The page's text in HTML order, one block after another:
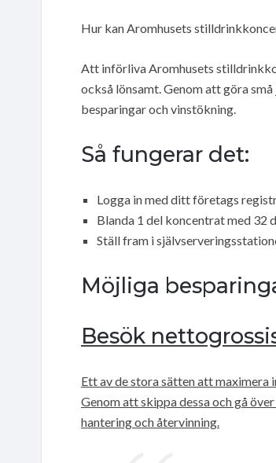
Hur kan Aromhusets
Att införliva Aromhusets
också lönsamt. Genom att göra
besparingar och vinstökning.
Så fungerar det:
Logga in med ditt företags
Blanda 1 del koncentrat med 32
Ställ fram i
Möjliga
Besök
Ett av de stora sätten att
Genom att skippa dessa och gå
hantering och återvinning.